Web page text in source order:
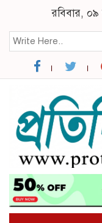
রবিবার,